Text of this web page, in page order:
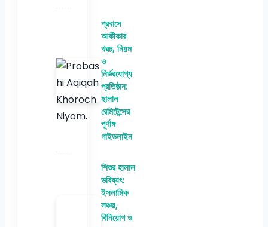
প্রবাসে
আকীকার
খরচ, নিয়ম
ও
নির্ভরযোগ্য
প্রতিষ্ঠান:
হালাল
রেমিটেন্সের
পূর্ণাঙ্গ
গাইডলাইন
শিশুর হালাল
ভবিষ্যৎ:
ইসলামিক
সঞ্চয়,
বিনিয়োগ ও